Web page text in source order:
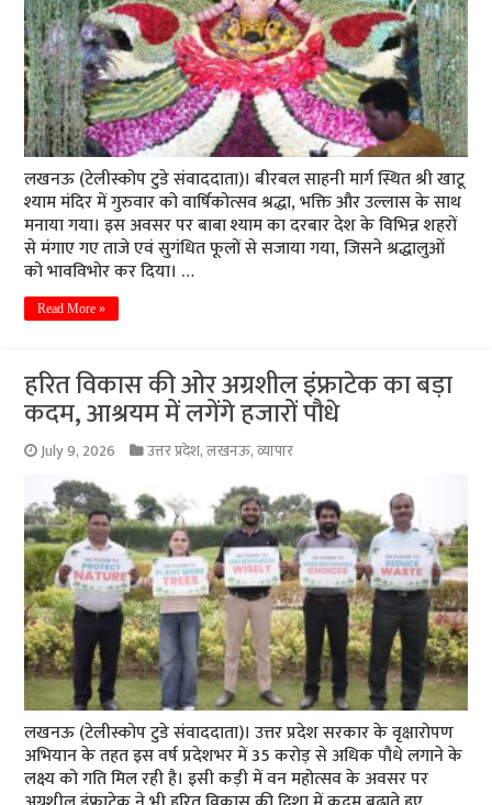
लखनऊ (टेलीस्कोप टुडे संवाददाता)। बीरबल साहनी मार्ग स्थित श्री खाटू
श्याम मंदिर में गुरुवार को वार्षिकोत्सव श्रद्धा, भक्ति और उल्लास के साथ
मनाया गया। इस अवसर पर बाबा श्याम का दरबार देश के विभिन्न शहरों
से मंगाए गए ताजे एवं सुगंधित फूलों से सजाया गया, जिसने श्रद्धालुओं
को भावविभोर कर दिया। …
Read More »
हरित विकास की ओर अग्रशील इंफ्राटेक का बड़ा
कदम, आश्रयम में लगेंगे हजारों पौधे
July 9, 2026 उत्तर प्रदेश,लखनऊ,व्यापार
लखनऊ (टेलीस्कोप टुडे संवाददाता)। उत्तर प्रदेश सरकार के वृक्षारोपण
अभियान के तहत इस वर्ष प्रदेशभर में 35 करोड़ से अधिक पौधे लगाने के
लक्ष्य को गति मिल रही है। इसी कड़ी में वन महोत्सव के अवसर पर